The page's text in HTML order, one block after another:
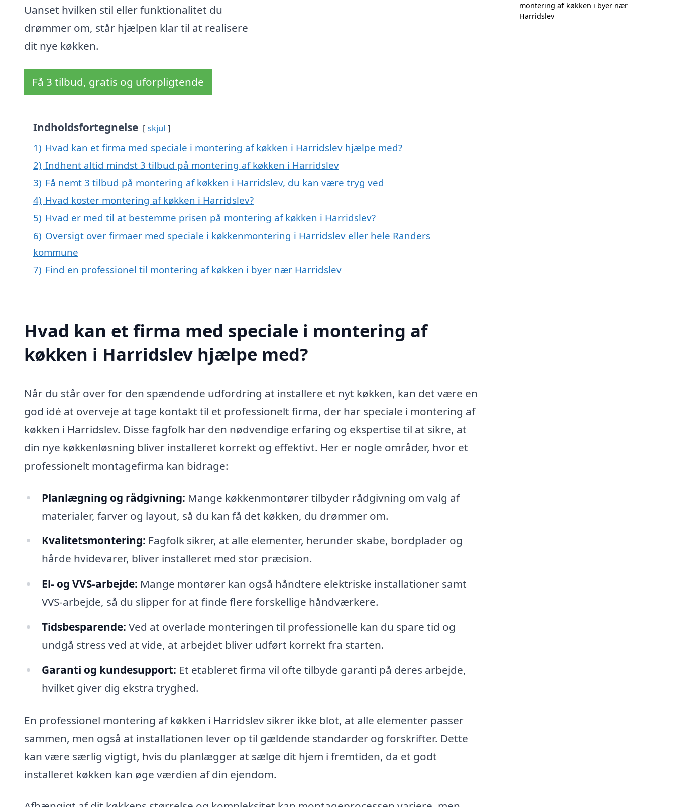
Uanset hvilken stil eller funktionalitet du
drømmer om, står hjælpen klar til at realisere
dit nye køkken.
Få 3 tilbud, gratis og uforpligtende
Indholdsfortegnelse skjul
1) Hvad kan et firma med speciale i montering af køkken i Harridslev hjælpe med?
2) Indhent altid mindst 3 tilbud på montering af køkken i Harridslev
3) Få nemt 3 tilbud på montering af køkken i Harridslev, du kan være tryg ved
4) Hvad koster montering af køkken i Harridslev?
5) Hvad er med til at bestemme prisen på montering af køkken i Harridslev?
6) Oversigt over firmaer med speciale i køkkenmontering i Harridslev eller hele Randers
kommune
7) Find en professionel til montering af køkken i byer nær Harridslev
Hvad kan et firma med speciale i montering af
køkken i Harridslev hjælpe med?
Når du står over for den spændende udfordring at installere et nyt køkken, kan det være en
god idé at overveje at tage kontakt til et professionelt firma, der har speciale i montering af
køkken i Harridslev. Disse fagfolk har den nødvendige erfaring og ekspertise til at sikre, at
din nye køkkenløsning bliver installeret korrekt og effektivt. Her er nogle områder, hvor et
professionelt montagefirma kan bidrage:
Planlægning og rådgivning: Mange køkkenmontører tilbyder rådgivning om valg af
materialer, farver og layout, så du kan få det køkken, du drømmer om.
Kvalitetsmontering: Fagfolk sikrer, at alle elementer, herunder skabe, bordplader og
hårde hvidevarer, bliver installeret med stor præcision.
El- og VVS-arbejde: Mange montører kan også håndtere elektriske installationer samt
VVS-arbejde, så du slipper for at finde flere forskellige håndværkere.
Tidsbesparende: Ved at overlade monteringen til professionelle kan du spare tid og
undgå stress ved at vide, at arbejdet bliver udført korrekt fra starten.
Garanti og kundesupport: Et etableret firma vil ofte tilbyde garanti på deres arbejde,
hvilket giver dig ekstra tryghed.
En professionel montering af køkken i Harridslev sikrer ikke blot, at alle elementer passer
sammen, men også at installationen lever op til gældende standarder og forskrifter. Dette
kan være særlig vigtigt, hvis du planlægger at sælge dit hjem i fremtiden, da et godt
installeret køkken kan øge værdien af din ejendom.
montering af køkken i byer nær
Harridslev